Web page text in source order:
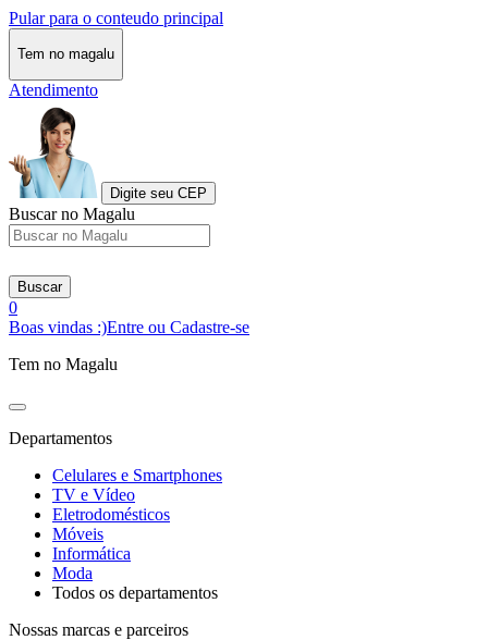
Pular para o conteudo principal
Tem no magalu
Atendimento
Digite seu CEP
Buscar no Magalu
Buscar
0
Boas vindas :)Entre ou Cadastre-se
Tem no Magalu
Departamentos
Celulares e Smartphones
TV e Vídeo
Eletrodomésticos
Móveis
Informática
Moda
Todos os departamentos
Nossas marcas e parceiros